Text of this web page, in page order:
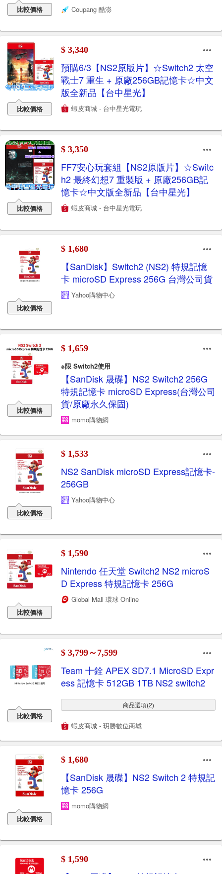
比較價格 Coupang 酷澎
比較價格
$ 3,340
預購6/3【NS2原版片】☆Switch2 太空
戰士7 重生 + 原廠256GB記憶卡☆中文
版全新品【台中星光】
蝦皮商城 - 台中星光電玩
比較價格
$ 3,350
FF7安心玩套組【NS2原版片】☆Switc
h2 最終幻想7 重製版 + 原廠256GB記
憶卡☆中文版全新品【台中星光】
蝦皮商城 - 台中星光電玩
比較價格
$ 1,680
【SanDisk】Switch2 (NS2) 特規記憶
卡 microSD Express 256G 台灣公司貨
Yahoo購物中心
比較價格
$ 1,659
※限 Switch2使用
【SanDisk 晟碟】NS2 Switch2 256G
特規記憶卡 microSD Express(台灣公司
貨/原廠永久保固)
momo購物網
比較價格
$ 1,533
NS2 SanDisk microSD Express記憶卡-
256GB
Yahoo購物中心
比較價格
$ 1,590
Nintendo 任天堂 Switch2 NS2 microS
D Express 特規記憶卡 256G
Global Mall 環球 Online
比較價格
$ 3,799～7,599
Team 十銓 APEX SD7.1 MicroSD Expr
ess 記憶卡 512GB 1TB NS2 switch2
商品選項(2)
蝦皮商城 - 玥勝數位商城
比較價格
$ 1,680
【SanDisk 晟碟】NS2 Switch 2 特規記
憶卡 256G
momo購物網
$ 1,590